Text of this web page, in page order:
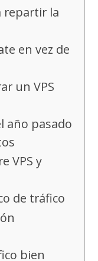
repartir la
en vez de
un VPS
año pasado
VPS y
de tráfico
bien